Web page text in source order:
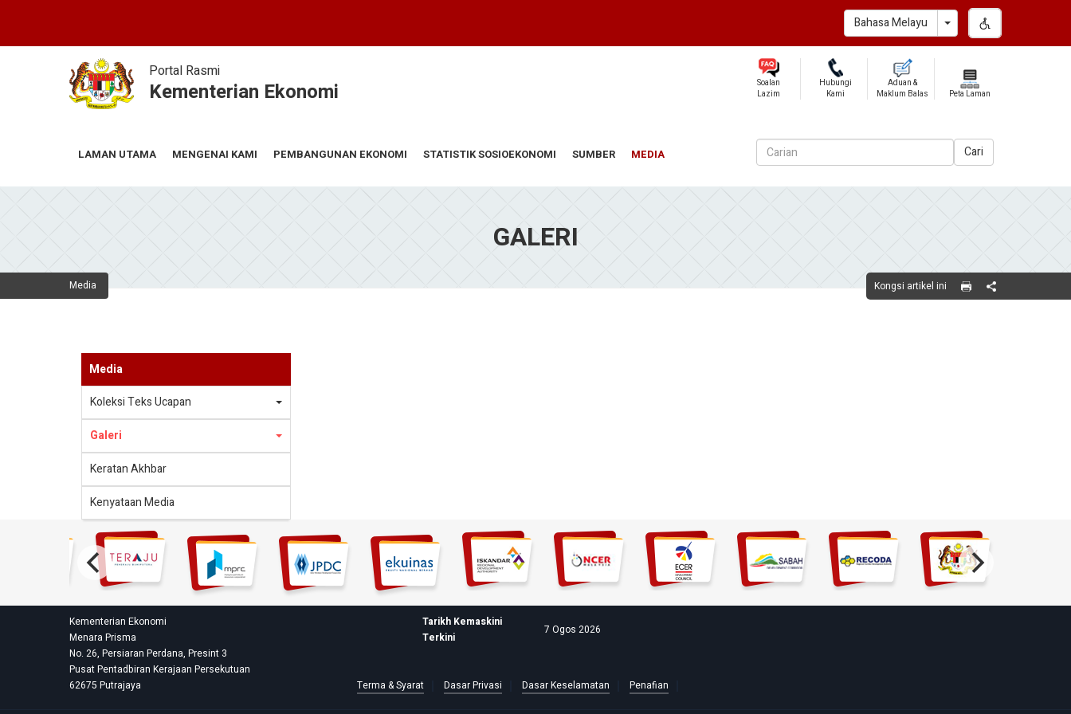
main
Bahasa Melayu Toggle Dropdown
Portal Rasmi
Kementerian Ekonomi
Soalan
Lazim
Hubungi
Kami
Aduan &
Maklum Balas
Peta Laman
LAMAN UTAMA MENGENAI KAMI PEMBANGUNAN EKONOMI STATISTIK SOSIOEKONOMI SUMBER MEDIA Cari
GALERI
Media Kongsi artikel ini
Share
Media
Koleksi Teks Ucapan
Galeri
Keratan Akhbar
Kenyataan Media
Kementerian Ekonomi
Menara Prisma
No. 26, Persiaran Perdana, Presint 3
Pusat Pentadbiran Kerajaan Persekutuan
62675 Putrajaya
Tarikh Kemaskini
Terkini
7 Ogos 2026
Terma & Syarat Dasar Privasi Dasar Keselamatan Penafian